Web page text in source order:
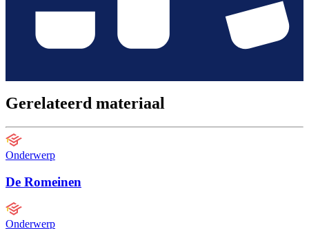
Gerelateerd materiaal
Onderwerp
De Romeinen
Onderwerp